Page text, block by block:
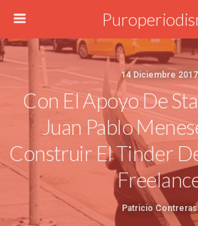
14 Diciembre 2017
Con El Apoyo De
Juan Pablo
Construir El Tinder
Patricio Contreras